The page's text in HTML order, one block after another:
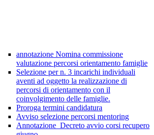
annotazione Nomina commissione
valutazione percorsi orientamento famiglie
Selezione per n. 3 incarichi individuali
aventi ad oggetto la realizzazione di
percorsi di orientamento con il
coinvolgimento delle famiglie.
Proroga termini candidatura
Avviso selezione percorsi mentoring
Annotazione_Decreto avvio corsi recupero